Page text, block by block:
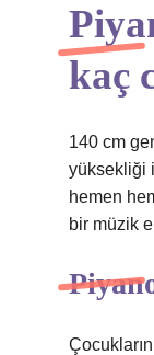
kaç
140 cm
yüksekliği
hemen
bir müzik